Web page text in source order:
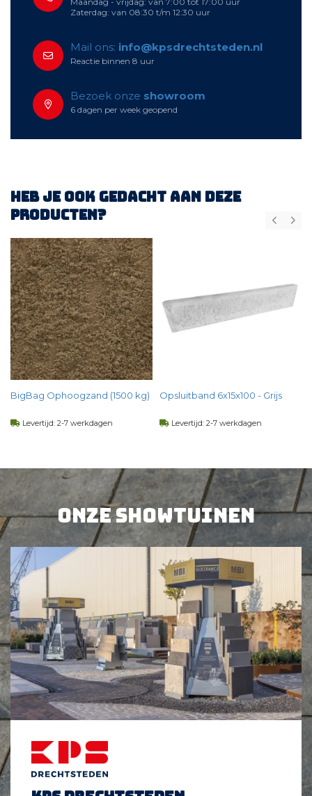
Zaterdag: van 08:30 t/m 12:30 uur
Mail ons: info@kpsdrechtsteden.nl
Reactie binnen 8 uur
Bezoek onze showroom
6 dagen per week geopend
Heb je ook gedacht aan deze
producten?
BigBag Ophoogzand (1500 kg)
Levertijd: 2-7 werkdagen
BEKIJK PRODUCT
Opsluitband 6x15x100 - Grijs
Levertijd: 2-7 werkdagen
BEKIJK PRODUCT
Onze showtuinen